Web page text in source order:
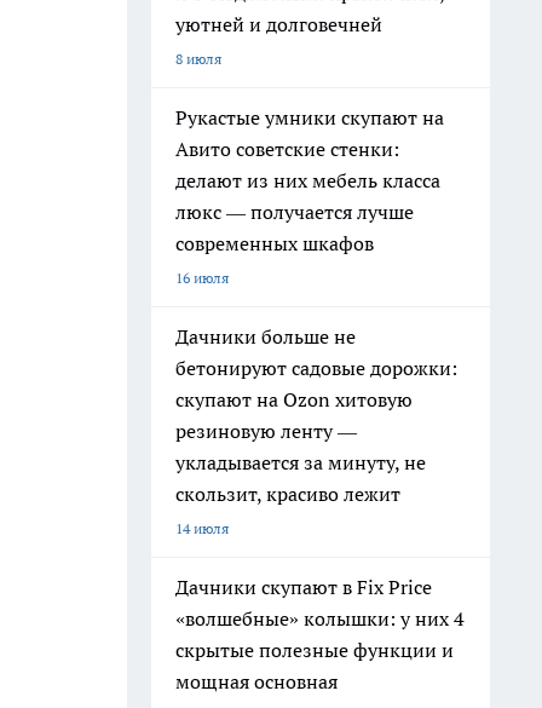
уютней и долговечней
8 июля
Рукастые умники скупают на
Авито советские стенки:
делают из них мебель класса
люкс — получается лучше
современных шкафов
16 июля
Дачники больше не
бетонируют садовые дорожки:
скупают на Ozon хитовую
резиновую ленту —
укладывается за минуту, не
скользит, красиво лежит
14 июля
Дачники скупают в Fix Price
«волшебные» колышки: у них 4
скрытые полезные функции и
мощная основная